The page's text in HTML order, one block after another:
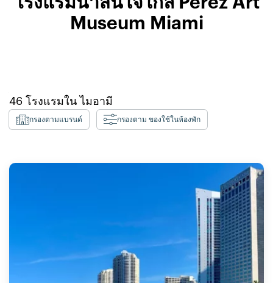
Museum Miami
46 โรงแรมใน ไมอามี
กรองตามแบรนด์ กรองตาม ของใช้ในห้องพัก